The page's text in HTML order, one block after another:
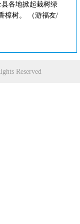
各地掀起栽树绿
樟树。 （游福友/
Reserved